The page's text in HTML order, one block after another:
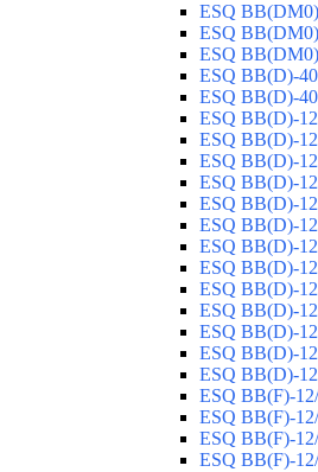
ESQ
ESQ
ESQ
ESQ ВВ(D)-
ESQ ВВ(D)-
ESQ ВВ(D)-
ESQ ВВ(D)-
ESQ ВВ(D)-
ESQ ВВ(D)-
ESQ ВВ(D)-
ESQ ВВ(D)-
ESQ ВВ(D)-
ESQ ВВ(D)-
ESQ ВВ(D)-
ESQ BB(D)-
ESQ BB(D)-
ESQ BB(D)-
ESQ BB(D)-
ESQ ВВ(F)-
ESQ ВВ(F)-
ESQ ВВ(F)-
ESQ ВВ(F)-